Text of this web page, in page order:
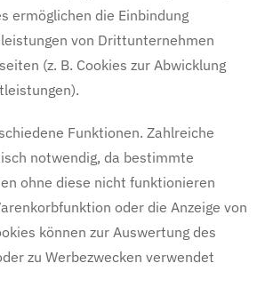
ermöglichen die Einbindung
von Drittunternehmen
(z. B. Cookies zur Abwicklung
Funktionen. Zahlreiche
notwendig, da bestimmte
ohne diese nicht funktionieren
oder die Anzeige von
können zur Auswertung des
zu Werbezwecken verwendet